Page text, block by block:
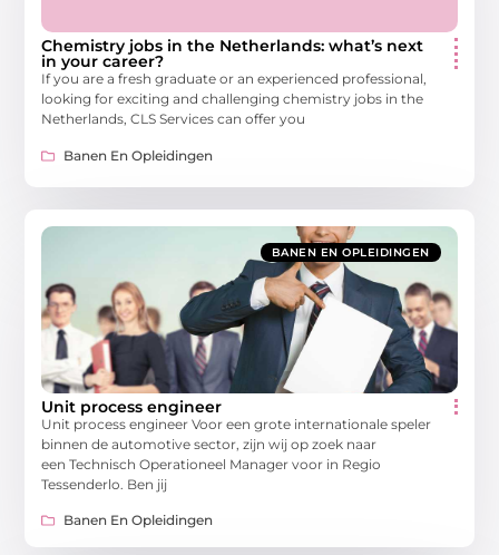
Chemistry jobs in the Netherlands: what’s next
in your career?
If you are a fresh graduate or an experienced professional,
looking for exciting and challenging chemistry jobs in the
Netherlands, CLS Services can offer you
Banen En Opleidingen
BANEN EN OPLEIDINGEN
Unit process engineer
Unit process engineer Voor een grote internationale speler
binnen de automotive sector, zijn wij op zoek naar
een Technisch Operationeel Manager voor in Regio
Tessenderlo. Ben jij
Banen En Opleidingen